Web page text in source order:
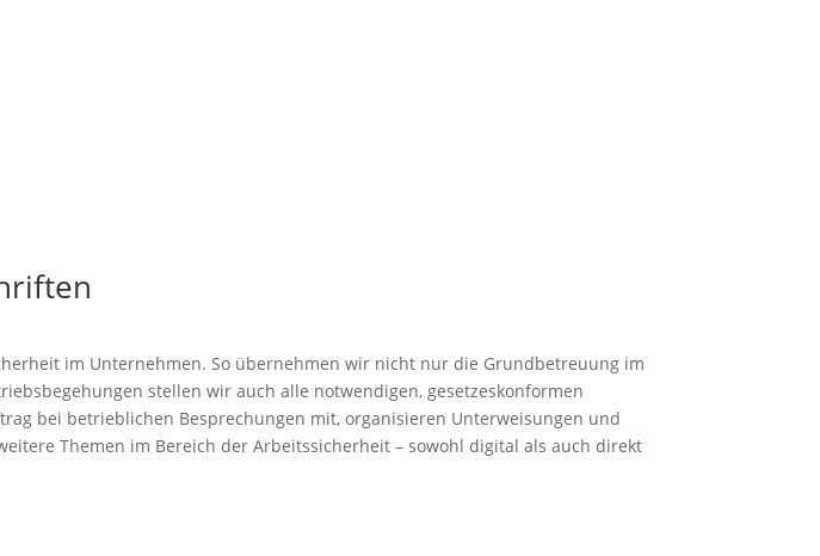
im Unternehmen. So übernehmen wir nicht nur die Grundbetreuung im
stellen wir auch alle notwendigen, gesetzeskonformen
bei betrieblichen Besprechungen mit, organisieren Unterweisungen und
Themen im Bereich der Arbeitssicherheit – sowohl digital als auch direkt